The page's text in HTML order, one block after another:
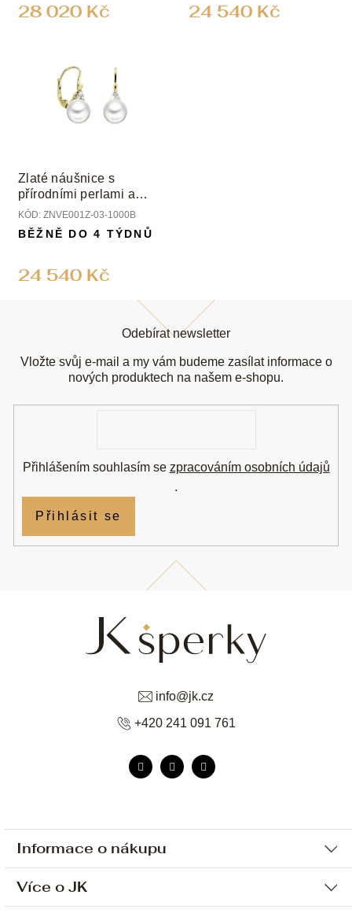
28 020 Kč 24 540 Kč
Zlaté náušnice s
přírodními perlami a
diamanty
KÓD: ZNVE001Z-03-1000B
24 540 Kč
BĚŽNĚ DO 4 TÝDNŮ
Informace o nákupu
Ochrana osobních údajů
Více o JK
info@jk.cz
+420 241 091 761
Odebírat newsletter
Vložte svůj e-mail a my vám budeme zasílat informace o
nových produktech na našem e-shopu.
Přihlášením souhlasím se zpracováním osobních údajů
.
Přihlásit se